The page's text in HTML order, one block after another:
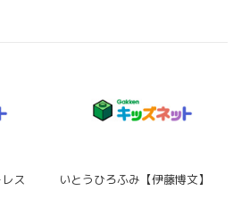
ス
いとうひろふみ【伊藤博文】